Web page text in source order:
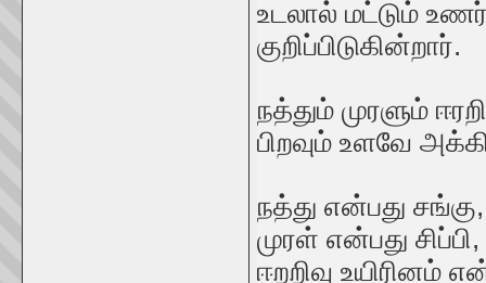
உடலால் மட்டும்
குறிப்பிடுகின்றார்.
நத்தும் முரளும்
பிறவும் உளவே
நத்து என்பது
முரள் என்பது
ஈறறிவு